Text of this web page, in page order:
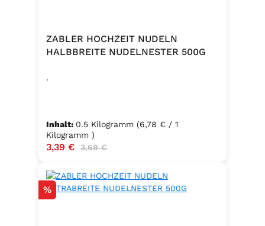
ZABLER HOCHZEIT NUDELN
HALBBREITE NUDELNESTER 500G
.
Inhalt: 0.5 Kilogramm (6,78 € / 1
Kilogramm )
Verkaufspreis:
3,39 € Regulärer Preis:
3,69 €
Rabatt
%